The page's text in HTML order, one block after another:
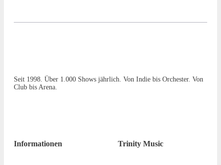
Seit 1998. Über 1.000 Shows jährlich. Von Indie bis Orchester. Von
Club bis Arena.
Informationen Trinity Music